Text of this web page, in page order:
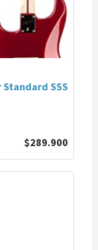
SSS
$289.900